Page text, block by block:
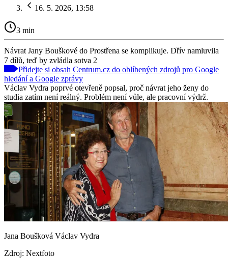
16. 5. 2026, 13:58
3 min
Návrat Jany Bouškové do Prostřena se komplikuje. Dřív namluvila
7 dílů, teď by zvládla sotva 2
Přidejte si obsah Centrum.cz do oblíbených zdrojů pro Google
hledání a Google zprávy
Václav Vydra poprvé otevřeně popsal, proč návrat jeho ženy do
studia zatím není reálný. Problém není vůle, ale pracovní výdrž.
Jana Boušková Václav Vydra
Zdroj: Nextfoto